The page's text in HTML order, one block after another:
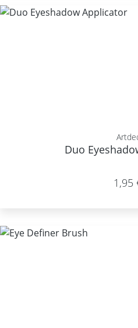
Duo
1,95